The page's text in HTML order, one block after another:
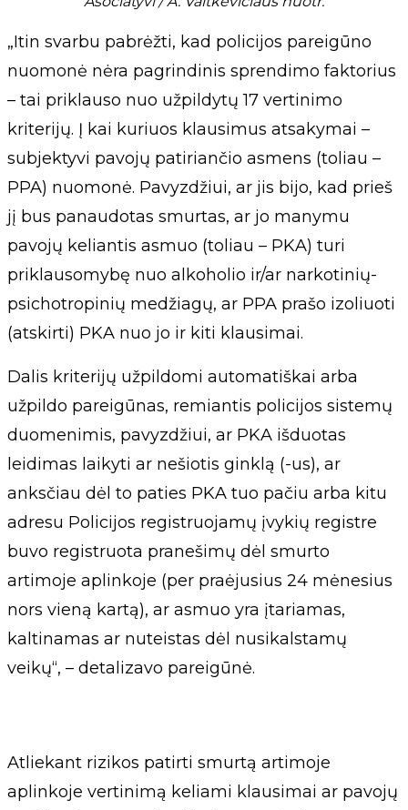
„Itin svarbu pabrėžti, kad policijos pareigūno
nuomonė nėra pagrindinis sprendimo faktorius
– tai priklauso nuo užpildytų 17 vertinimo
kriterijų. Į kai kuriuos klausimus atsakymai –
subjektyvi pavojų patiriančio asmens (toliau –
PPA) nuomonė. Pavyzdžiui, ar jis bijo, kad prieš
jį bus panaudotas smurtas, ar jo manymu
pavojų keliantis asmuo (toliau – PKA) turi
priklausomybę nuo alkoholio ir/ar narkotinių-
psichotropinių medžiagų, ar PPA prašo izoliuoti
(atskirti) PKA nuo jo ir kiti klausimai.
Dalis kriterijų užpildomi automatiškai arba
užpildo pareigūnas, remiantis policijos sistemų
duomenimis, pavyzdžiui, ar PKA išduotas
leidimas laikyti ar nešiotis ginklą (-us), ar
anksčiau dėl to paties PKA tuo pačiu arba kitu
adresu Policijos registruojamų įvykių registre
buvo registruota pranešimų dėl smurto
artimoje aplinkoje (per praėjusius 24 mėnesius
nors vieną kartą), ar asmuo yra įtariamas,
kaltinamas ar nuteistas dėl nusikalstamų
veikų“, – detalizavo pareigūnė.
Atliekant rizikos patirti smurtą artimoje
aplinkoje vertinimą keliami klausimai ar pavojų